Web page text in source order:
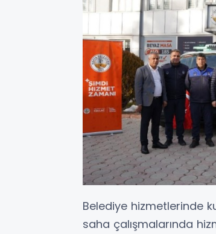
Belediye hizmetlerinde
saha çalışmalarında